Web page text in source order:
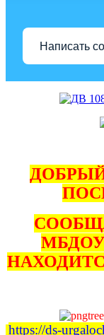
Написать
https://ds-